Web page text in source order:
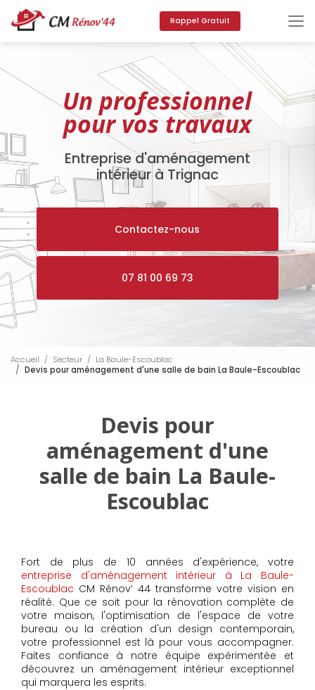
au
contenu
principal
Rappel Gratuit
Un professionnel
pour vos travaux
Entreprise d'aménagement
intérieur à Trignac
Contactez-nous
07 81 00 69 73
Accueil Secteur
La Baule-Escoublac
Devis pour aménagement d'une salle de bain La Baule-Escoublac
Devis pour
aménagement d'une
salle de bain La Baule-
Escoublac
Fort de plus de 10 années d'expérience, votre
entreprise d'aménagement intérieur à La Baule-
Escoublac CM Rénov’ 44 transforme votre vision en
réalité. Que ce soit pour la rénovation complète de
votre maison, l'optimisation de l'espace de votre
bureau ou la création d'un design contemporain,
votre professionnel est là pour vous accompagner.
Faites confiance à notre équipe expérimentée et
découvrez un aménagement intérieur exceptionnel
qui marquera les esprits.